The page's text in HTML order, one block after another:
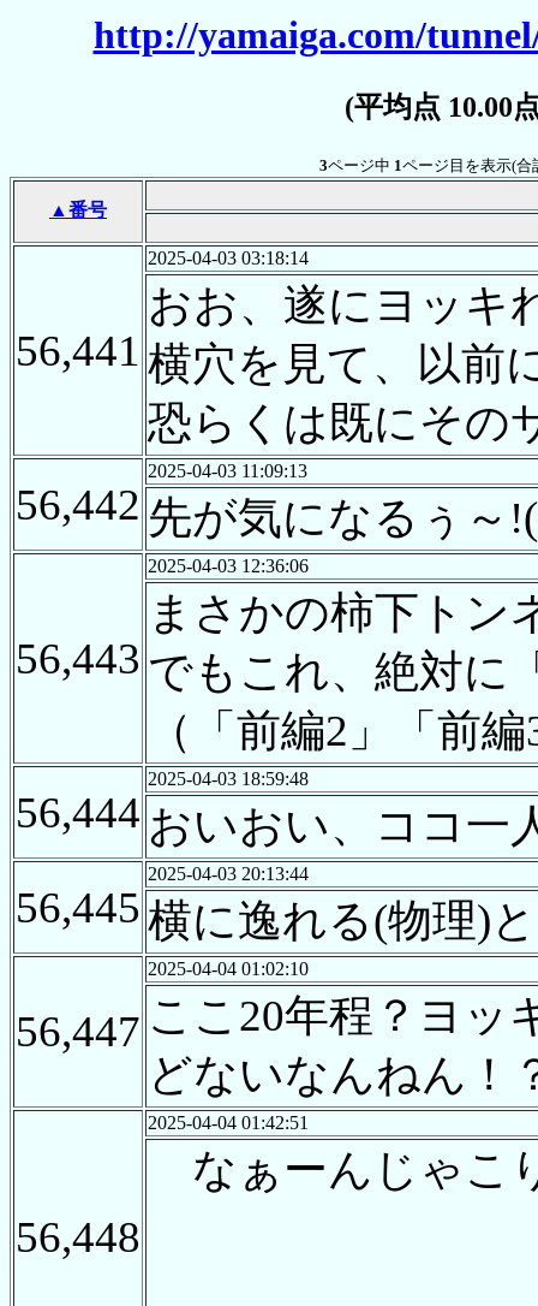
http://yamaiga.com/
(平均点
3ページ中 1ページ目を表示(合
▲番号
56,441
2025-04-03 03:18:14
おお、遂にヨッキ
横穴を見て、以前
恐らくは既にその
56,442
2025-04-03 11:09:13
先が気になるぅ～
56,443
2025-04-03 12:36:06
まさかの柿下トン
でもこれ、絶対に
（「前編2」「前
56,444
2025-04-03 18:59:48
おいおい、ココ一
56,445
2025-04-03 20:13:44
横に逸れる(物理)
56,447
2025-04-04 01:02:10
ここ20年程？ヨッ
どないなんねん！
56,448
2025-04-04 01:42:51
なぁーんじゃこ